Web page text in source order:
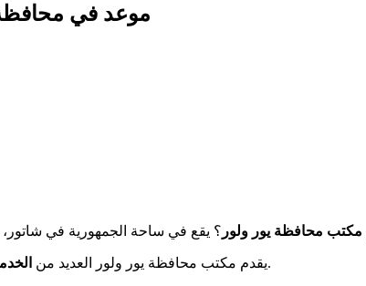
موعد في
مكتب محافظة يور ولور
يقدم مكتب محافظة يور ولور العديد منالأساسية للمواطنين، لا سيما للحصول على الوثائق الرسمية.